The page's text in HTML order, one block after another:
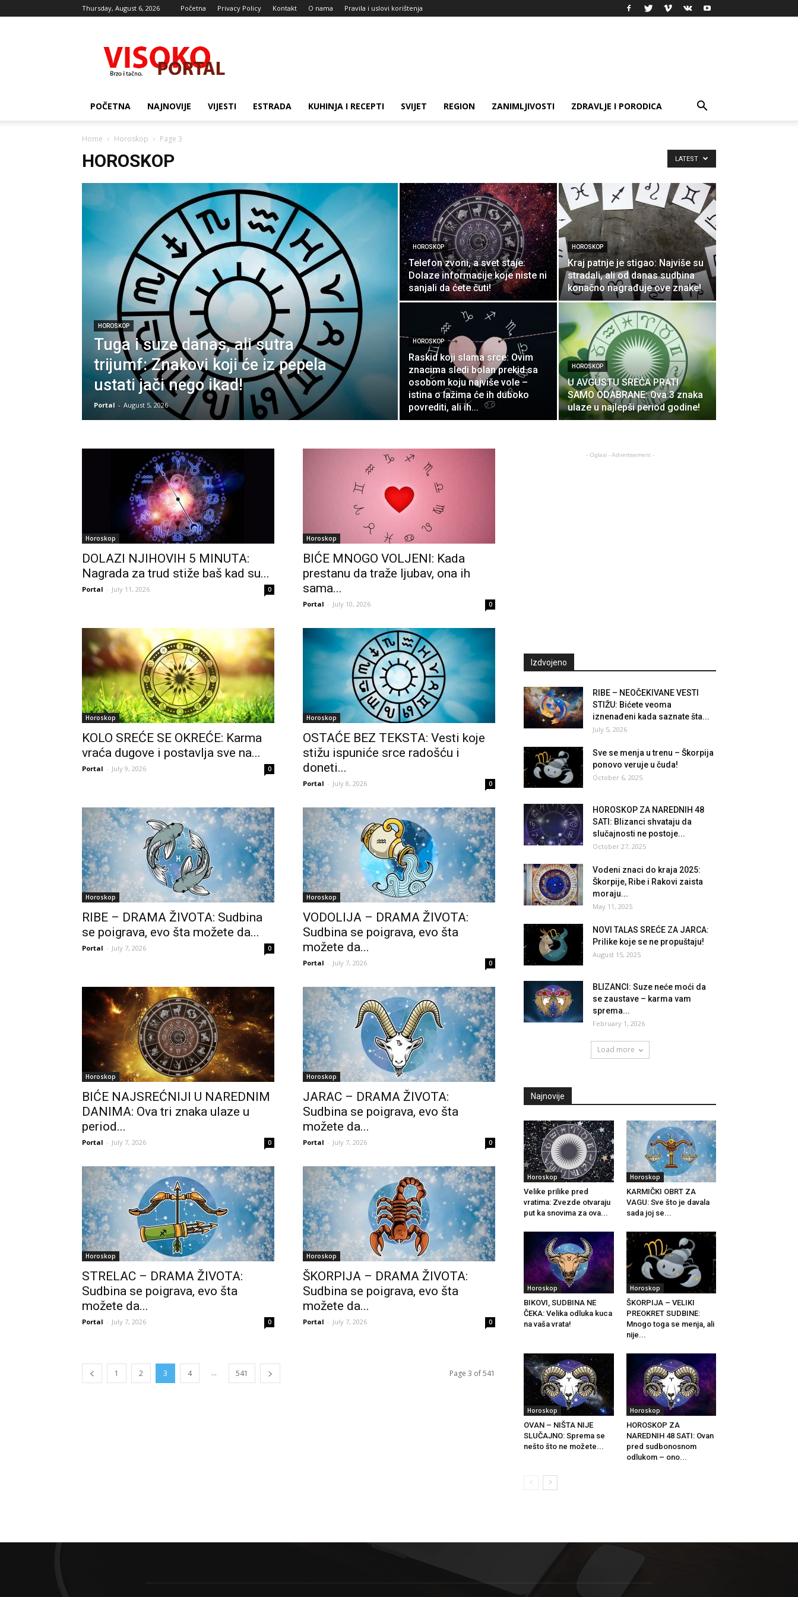
Thursday, August 6, 2026 Početna Privacy Policy Kontakt O nama Pravila i uslovi korištenja
portal
POČETNA NAJNOVIJE VIJESTI ESTRADA KUHINJA I RECEPTI SVIJET REGION ZANIMLJIVOSTI ZDRAVLJE I PORODICA
Home Horoskop Page 3
HOROSKOP LATEST
HOROSKOP
Tuga i suze danas, ali sutra
trijumf: Znakovi koji će iz pepela
ustati jači nego ikad!
Portal - August 5, 2026
HOROSKOP
Telefon zvoni, a svet staje:
Dolaze informacije koje niste ni
sanjali da ćete čuti!
HOROSKOP
Kraj patnje je stigao: Najviše su
stradali, ali od danas sudbina
konačno nagrađuje ove znake!
HOROSKOP
Raskid koji slama srce: Ovim
znacima sledi bolan prekid sa
osobom koju najviše vole –
istina o lažima će ih duboko
povrediti, ali ih...
HOROSKOP
U AVGUSTU SREĆA PRATI
SAMO ODABRANE: Ova 3 znaka
ulaze u najlepši period godine!
Horoskop
DOLAZI NJIHOVIH 5 MINUTA:
Nagrada za trud stiže baš kad su...
Portal - July 11, 2026 0
Horoskop
BIĆE MNOGO VOLJENI: Kada
prestanu da traže ljubav, ona ih
sama...
Portal - July 10, 2026 0
Horoskop
KOLO SREĆE SE OKREĆE: Karma
vraća dugove i postavlja sve na...
Portal - July 9, 2026 0
Horoskop
OSTAĆE BEZ TEKSTA: Vesti koje
stižu ispuniće srce radošću i
doneti...
Portal - July 8, 2026 0
Horoskop
RIBE – DRAMA ŽIVOTA: Sudbina
se poigrava, evo šta možete da...
Portal - July 7, 2026 0
Horoskop
VODOLIJA – DRAMA ŽIVOTA:
Sudbina se poigrava, evo šta
možete da...
Portal - July 7, 2026 0
Horoskop
BIĆE NAJSREĆNIJI U NAREDNIM
DANIMA: Ova tri znaka ulaze u
period...
Portal - July 7, 2026 0
Horoskop
JARAC – DRAMA ŽIVOTA:
Sudbina se poigrava, evo šta
možete da...
Portal - July 7, 2026 0
Horoskop
STRELAC – DRAMA ŽIVOTA:
Sudbina se poigrava, evo šta
možete da...
Portal - July 7, 2026 0
Horoskop
ŠKORPIJA – DRAMA ŽIVOTA:
Sudbina se poigrava, evo šta
možete da...
Portal - July 7, 2026 0
1 2 3 4 ... 541 Page 3 of 541
- Oglasi - Advertisement -
Izdvojeno
RIBE – NEOČEKIVANE VESTI
STIŽU: Bićete veoma
iznenađeni kada saznate šta...
July 5, 2026
Sve se menja u trenu – Škorpija
ponovo veruje u čuda!
October 6, 2025
HOROSKOP ZA NAREDNIH 48
SATI: Blizanci shvataju da
slučajnosti ne postoje...
October 27, 2025
Vodeni znaci do kraja 2025:
Škorpije, Ribe i Rakovi zaista
moraju...
May 11, 2025
NOVI TALAS SREĆE ZA JARCA:
Prilike koje se ne propuštaju!
August 15, 2025
BLIZANCI: Suze neće moći da
se zaustave – karma vam
sprema...
February 1, 2026
Load more
Najnovije
Horoskop
Velike prilike pred
vratima: Zvezde otvaraju
put ka snovima za ova...
Horoskop
KARMIČKI OBRT ZA
VAGU: Sve što je davala
sada joj se...
Horoskop
BIKOVI, SUDBINA NE
ČEKA: Velika odluka kuca
na vaša vrata!
Horoskop
ŠKORPIJA – VELIKI
PREOKRET SUDBINE:
Mnogo toga se menja, ali
nije...
Horoskop
OVAN – NIŠTA NIJE
SLUČAJNO: Sprema se
nešto što ne možete...
Horoskop
HOROSKOP ZA
NAREDNIH 48 SATI: Ovan
pred sudbonosnom
odlukom – ono...